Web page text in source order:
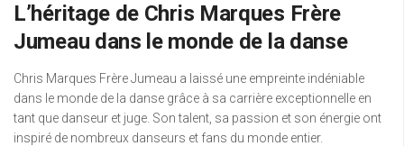
L’héritage de Chris Marques Frère
Jumeau dans le monde de la danse
Chris Marques Frère Jumeau a laissé une empreinte indéniable
dans le monde de la danse grâce à sa carrière exceptionnelle en
tant que danseur et juge. Son talent, sa passion et son énergie ont
inspiré de nombreux danseurs et fans du monde entier.